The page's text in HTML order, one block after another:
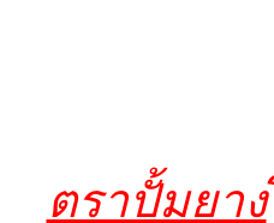
ตราปั้มยาง